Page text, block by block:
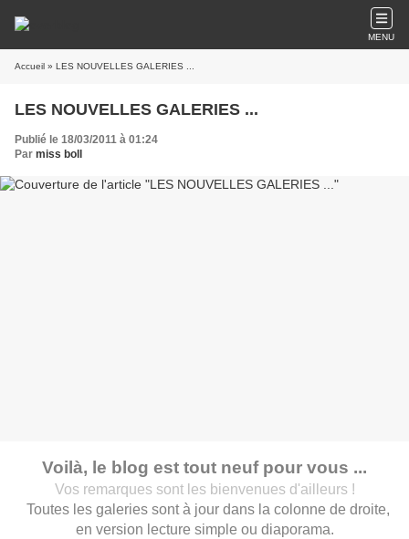
MENU
Accueil » LES NOUVELLES GALERIES ...
LES NOUVELLES GALERIES ...
Publié le 18/03/2011 à 01:24
Par miss boll
Voilà, le blog est tout neuf pour vous ...
Vos remarques sont les bienvenues d'ailleurs !
Toutes les galeries sont à jour dans la colonne de droite,
en version lecture simple ou diaporama.